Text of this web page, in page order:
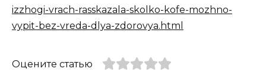
izzhogi-vrach-rasskazala-skolko-kofe-mozhno-
vypit-bez-vreda-dlya-zdorovya.html
Оцените статью